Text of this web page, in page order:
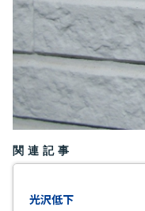
関連記事
光沢低下